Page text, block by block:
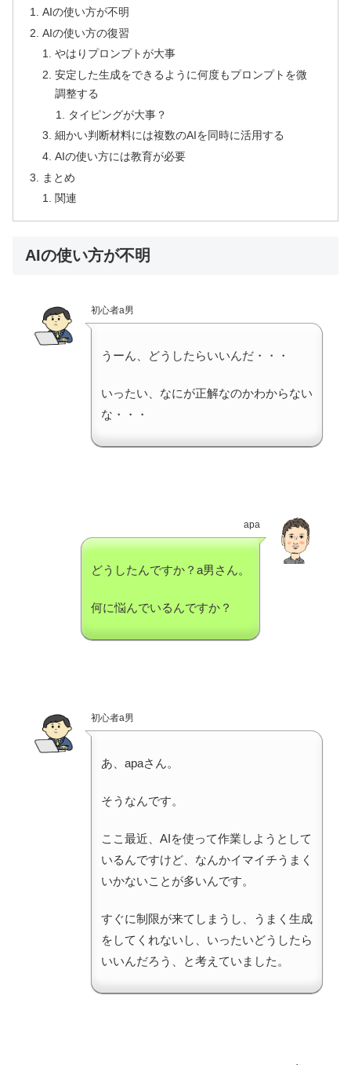
AIの使い方が不明
AIの使い方の復習
やはりプロンプトが大事
安定した生成をできるように何度もプロンプトを微
調整する
タイピングが大事？
細かい判断材料には複数のAIを同時に活用する
AIの使い方には教育が必要
まとめ
関連
AIの使い方が不明
初心者a男
うーん、どうしたらいいんだ・・・
いったい、なにが正解なのかわからない
な・・・
apa
どうしたんですか？a男さん。
何に悩んでいるんですか？
初心者a男
あ、apaさん。
そうなんです。
ここ最近、AIを使って作業しようとして
いるんですけど、なんかイマイチうまく
いかないことが多いんです。
すぐに制限が来てしまうし、うまく生成
をしてくれないし、いったいどうしたら
いいんだろう、と考えていました。